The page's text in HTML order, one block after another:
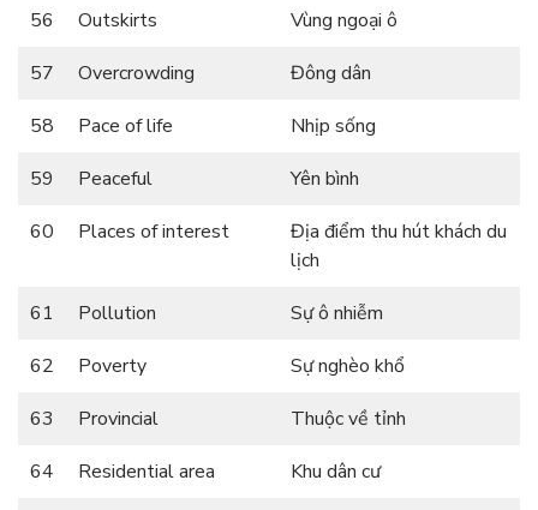
56
Outskirts
Vùng ngoại ô
57
Overcrowding
Đông dân
58
Pace of life
Nhịp sống
59
Peaceful
Yên bình
60
Places of interest
Địa điểm thu hút khách du
lịch
61
Pollution
Sự ô nhiễm
62
Poverty
Sự nghèo khổ
63
Provincial
Thuộc về tỉnh
64
Residential area
Khu dân cư